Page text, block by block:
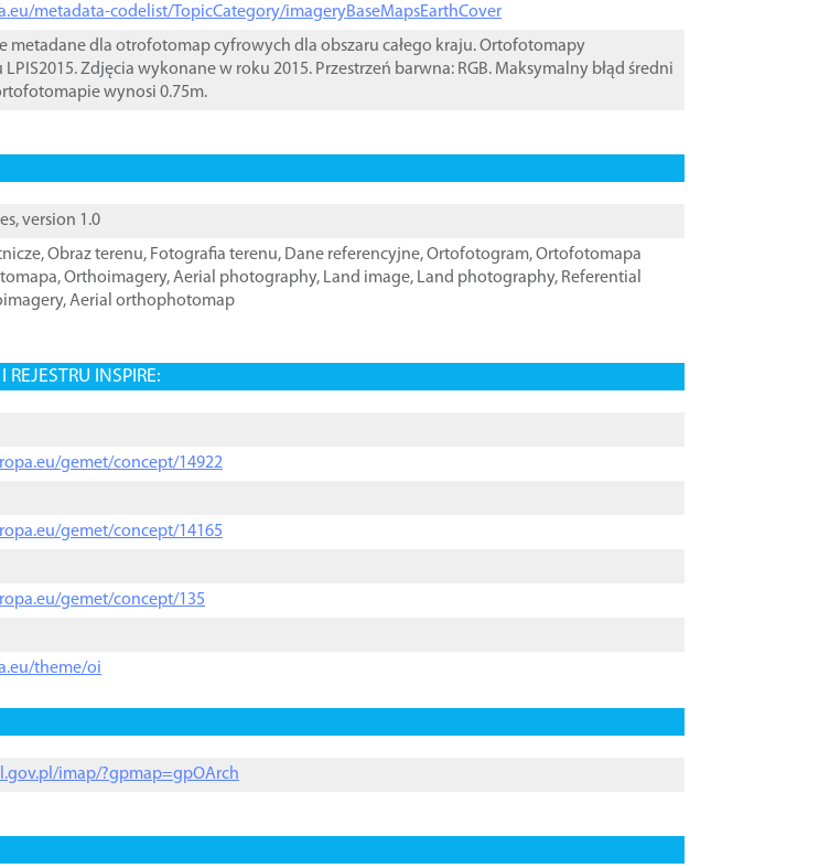
metadata-codelist/TopicCategory/imageryBaseMapsEarthCover
metadane dla otrofotomap cyfrowych dla obszaru całego kraju. Ortofotomapy
Zdjęcia wykonane w roku 2015. Przestrzeń barwna: RGB. Maksymalny błąd średni
wynosi 0.75m.
version 1.0
,Obraz terenu, Fotografia terenu, Dane referencyjne,Ortofotogram,Ortofotomapa
,Orthoimagery,Aerial photography, Land image, Land photography, Referential
,Aerial orthophotomap
INSPIRE:
gemet/concept/14922
gemet/concept/14165
gemet/concept/135
theme/oi
imap/?gpmap=gpOArch